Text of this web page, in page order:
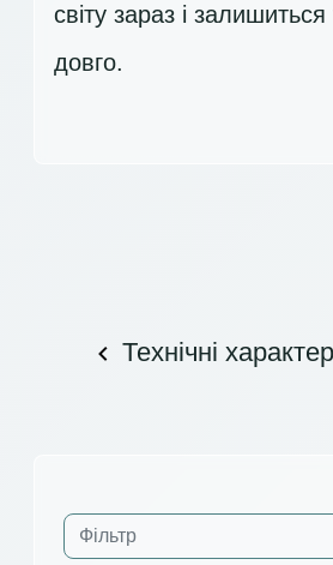
світу зараз і
довго.
Технічні